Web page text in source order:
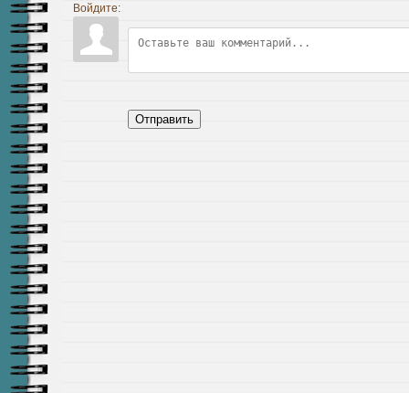
Войдите:
Отправить